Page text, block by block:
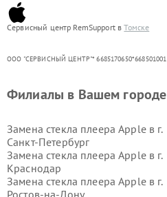
Сервисный центр RemSupport вТомске
ООО "СЕРВИСНЫЙ ЦЕНТР"* 6685170650*668501001
Филиалы в Вашем городе
Замена стекла плеера Apple в г.
Санкт-Петербург
Замена стекла плеера Apple в г.
Краснодар
Замена стекла плеера Apple в г.
Ростов-на-Дону